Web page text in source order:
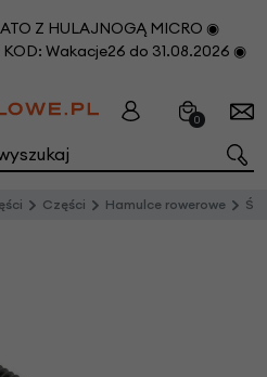
Z HULAJNOGĄ MICRO ◉
Wakacje26 do 31.08.2026 ◉
0
Części Hamulce rowerowe Śruba